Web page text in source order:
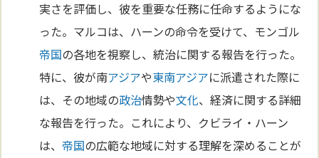
実さを評価し、彼を重要な任務に任命するようにな
った。マルコは、ハーンの命令を受けて、モンゴル
帝国の各地を視察し、統治に関する報告を行った。
特に、彼が南アジアや東南アジアに派遣された際に
は、その地域の政治情勢や文化、経済に関する詳細
な報告を行った。これにより、クビライ・ハーン
は、 帝国の広範な地域に対する理解を深めることが